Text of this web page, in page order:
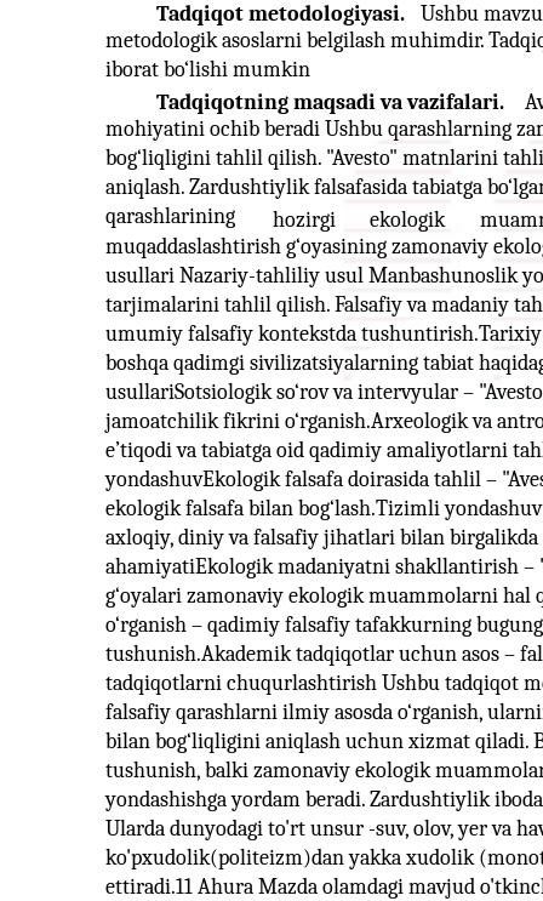
Tadqiqot metodologiyasi.
Ushbu
metodologik asoslarni belgilash muhimdir.
iborat bo‘lishi mumkin
Tadqiqotning maqsadi va vazifalari.
mohiyatini ochib beradi Ushbu qarashlarning
bog‘liqligini tahlil qilish. "Avesto" matnlarini
aniqlash. Zardushtiylik falsafasida tabiatga
qarashlarining
hozirgi ekologik
muqaddaslashtirish g‘oyasining zamonaviy
usullari Nazariy-tahliliy usul Manbashunoslik
tarjimalarini tahlil qilish. Falsafiy va madaniy
umumiy falsafiy kontekstda
boshqa qadimgi sivilizatsiyalarning tabiat
usullariSotsiologik so‘rov va intervyular –
jamoatchilik fikrini o‘rganish.Arxeologik va
e’tiqodi va tabiatga oid qadimiy amaliyotlarni
yondashuvEkologik falsafa doirasida tahlil –
ekologik falsafa bilan bog‘lash.Tizimli
axloqiy, diniy va falsafiy jihatlari bilan birgalikda
ahamiyatiEkologik madaniyatni shakllantirish –
g‘oyalari zamonaviy ekologik muammolarni
o‘rganish – qadimiy falsafiy tafakkurning
tushunish.Akademik tadqiqotlar uchun asos –
tadqiqotlarni chuqurlashtirish Ushbu tadqiqot
falsafiy qarashlarni ilmiy asosda o‘rganish,
bilan bog‘liqligini aniqlash uchun xizmat
tushunish, balki zamonaviy ekologik
yondashishga yordam beradi. Zardushtiylik
Ularda dunyodagi to'rt unsur -suv, olov, yer va
ko'pxudolik(politeizm)dan yakka xudolik
ettiradi.11 Ahura Mazda olamdagi mavjud